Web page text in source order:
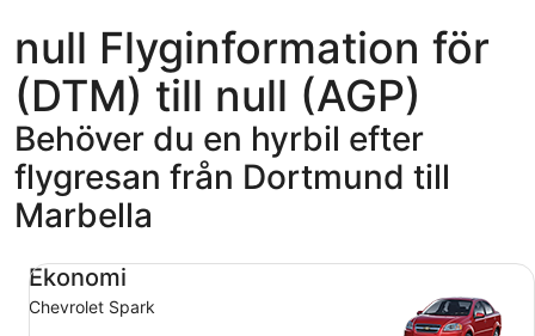
null Flyginformation för
(DTM) till null (AGP)
Behöver du en hyrbil efter
flygresan från Dortmund till
Marbella
Ekonomi
Chevrolet Spark
Ekonomi Chevrolet Spark